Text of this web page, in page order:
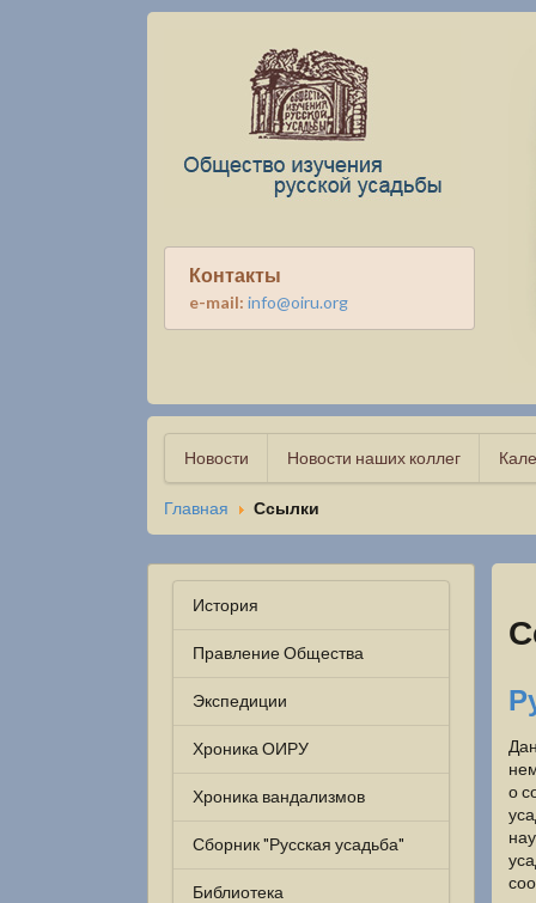
Контакты
e-mail: info@oiru.org
Новости Новости наших коллег
Главная Ссылки
История
Правление Общества
Экспедиции
Хроника ОИРУ
Хроника вандализмов
Сборник "Русская усадьба"
Библиотека
о